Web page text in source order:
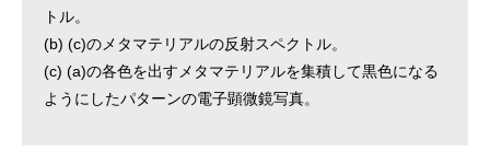
トル。
(b) (c)のメタマテリアルの反射スペクトル。
(c) (a)の各色を出すメタマテリアルを集積して黒色になる
ようにしたパターンの電子顕微鏡写真。